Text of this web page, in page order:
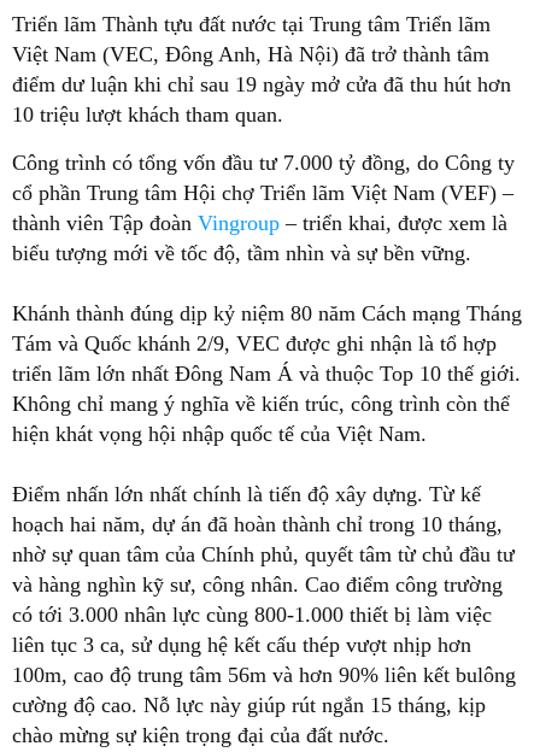
Triển lãm Thành tựu đất nước tại Trung tâm Triển lãm
Việt Nam (VEC, Đông Anh, Hà Nội) đã trở thành tâm
điểm dư luận khi chỉ sau 19 ngày mở cửa đã thu hút hơn
10 triệu lượt khách tham quan.
Công trình có tổng vốn đầu tư 7.000 tỷ đồng, do Công ty
cổ phần Trung tâm Hội chợ Triển lãm Việt Nam (VEF) –
thành viên Tập đoàn Vingroup – triển khai, được xem là
biểu tượng mới về tốc độ, tầm nhìn và sự bền vững.
Khánh thành đúng dịp kỷ niệm 80 năm Cách mạng Tháng
Tám và Quốc khánh 2/9, VEC được ghi nhận là tổ hợp
triển lãm lớn nhất Đông Nam Á và thuộc Top 10 thế giới.
Không chỉ mang ý nghĩa về kiến trúc, công trình còn thể
hiện khát vọng hội nhập quốc tế của Việt Nam.
Điểm nhấn lớn nhất chính là tiến độ xây dựng. Từ kế
hoạch hai năm, dự án đã hoàn thành chỉ trong 10 tháng,
nhờ sự quan tâm của Chính phủ, quyết tâm từ chủ đầu tư
và hàng nghìn kỹ sư, công nhân. Cao điểm công trường
có tới 3.000 nhân lực cùng 800-1.000 thiết bị làm việc
liên tục 3 ca, sử dụng hệ kết cấu thép vượt nhịp hơn
100m, cao độ trung tâm 56m và hơn 90% liên kết bulông
cường độ cao. Nỗ lực này giúp rút ngắn 15 tháng, kịp
chào mừng sự kiện trọng đại của đất nước.